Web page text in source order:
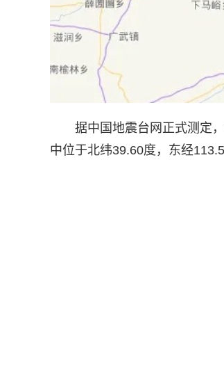
据中国地震台网正式测定
中位于北纬39.60度，东经